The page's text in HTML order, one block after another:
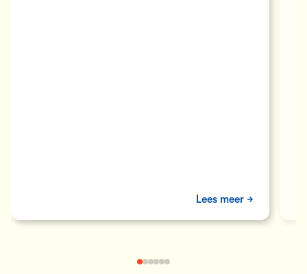
Lees meer